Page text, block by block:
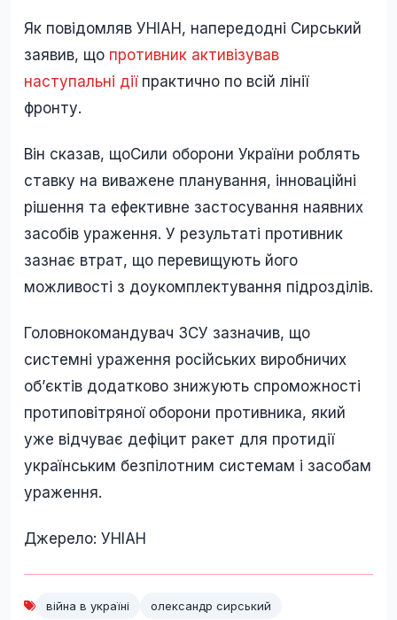
Як повідомляв УНІАН, напередодні Сирський
заявив, що противник активізував
наступальні дії практично по всій лінії
фронту.
Він сказав, щоСили оборони України роблять
ставку на виважене планування, інноваційні
рішення та ефективне застосування наявних
засобів ураження. У результаті противник
зазнає втрат, що перевищують його
можливості з доукомплектування підрозділів.
Головнокомандувач ЗСУ зазначив, що
системні ураження російських виробничих
об’єктів додатково знижують спроможності
протиповітряної оборони противника, який
уже відчуває дефіцит ракет для протидії
українським безпілотним системам і засобам
ураження.
Джерело: УНІАН
війна в україні олександр сирський